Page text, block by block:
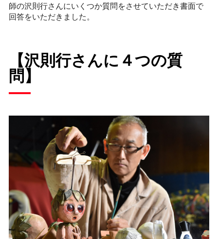
師の沢則行さんにいくつか質問をさせていただき書面で
回答をいただきました。
【沢則行さんに４つの質
問】